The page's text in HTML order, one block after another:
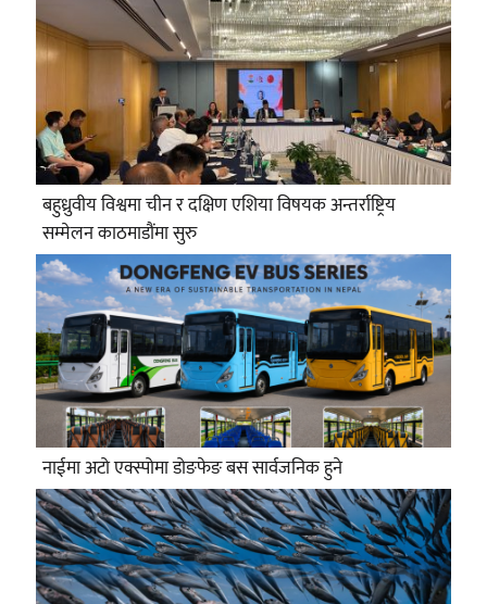
बहुध्रुवीय विश्वमा चीन र दक्षिण एशिया विषयक अन्तर्राष्ट्रिय
सम्मेलन काठमाडौंमा सुरु
नाईमा अटो एक्स्पोमा डोङफेङ बस सार्वजनिक हुने